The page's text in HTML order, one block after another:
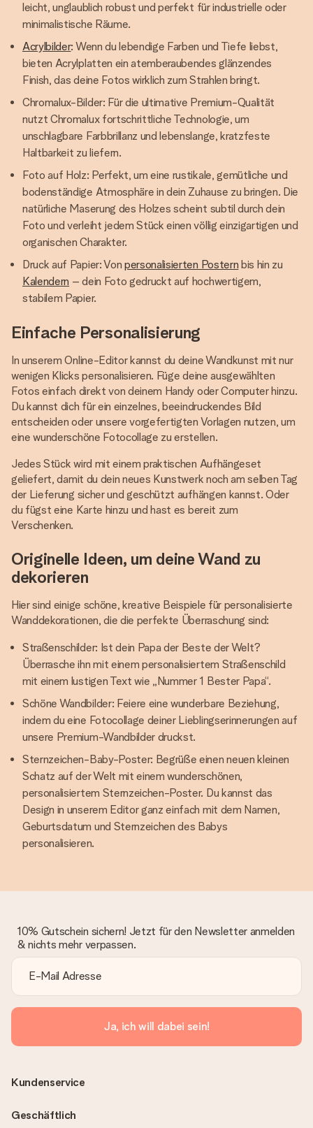
leicht, unglaublich robust und perfekt für industrielle oder
minimalistische Räume.
Acrylbilder: Wenn du lebendige Farben und Tiefe liebst,
bieten Acrylplatten ein atemberaubendes glänzendes
Finish, das deine Fotos wirklich zum Strahlen bringt.
Chromalux-Bilder: Für die ultimative Premium-Qualität
nutzt Chromalux fortschrittliche Technologie, um
unschlagbare Farbbrillanz und lebenslange, kratzfeste
Haltbarkeit zu liefern.
Foto auf Holz: Perfekt, um eine rustikale, gemütliche und
bodenständige Atmosphäre in dein Zuhause zu bringen. Die
natürliche Maserung des Holzes scheint subtil durch dein
Foto und verleiht jedem Stück einen völlig einzigartigen und
organischen Charakter.
Druck auf Papier: Von personalisierten Postern bis hin zu
Kalendern – dein Foto gedruckt auf hochwertigem,
stabilem Papier.
Einfache Personalisierung
In unserem Online-Editor kannst du deine Wandkunst mit nur
wenigen Klicks personalisieren. Füge deine ausgewählten
Fotos einfach direkt von deinem Handy oder Computer hinzu.
Du kannst dich für ein einzelnes, beeindruckendes Bild
entscheiden oder unsere vorgefertigten Vorlagen nutzen, um
eine wunderschöne Fotocollage zu erstellen.
Jedes Stück wird mit einem praktischen Aufhängeset
geliefert, damit du dein neues Kunstwerk noch am selben Tag
der Lieferung sicher und geschützt aufhängen kannst. Oder
du fügst eine Karte hinzu und hast es bereit zum
Verschenken.
Originelle Ideen, um deine Wand zu
dekorieren
Hier sind einige schöne, kreative Beispiele für personalisierte
Wanddekorationen, die die perfekte Überraschung sind:
Straßenschilder: Ist dein Papa der Beste der Welt?
Überrasche ihn mit einem personalisiertem Straßenschild
mit einem lustigen Text wie „Nummer 1 Bester Papa“.
Schöne Wandbilder: Feiere eine wunderbare Beziehung,
indem du eine Fotocollage deiner Lieblingserinnerungen auf
unsere Premium-Wandbilder druckst.
Sternzeichen-Baby-Poster: Begrüße einen neuen kleinen
Schatz auf der Welt mit einem wunderschönen,
personalisiertem Sternzeichen-Poster. Du kannst das
Design in unserem Editor ganz einfach mit dem Namen,
Geburtsdatum und Sternzeichen des Babys
personalisieren.
10% Gutschein sichern! Jetzt für den Newsletter anmelden
& nichts mehr verpassen.
Ja, ich will dabei sein!
Kundenservice
Geschäftlich